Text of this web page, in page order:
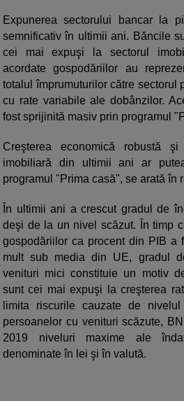
Expunerea sectorului bancar la
semnificativ în ultimii ani. Băncile
cei mai expuşi la sectorul
acordate gospodăriilor au
totalul împrumuturilor către sectorul
cu rate variabile ale dobânzilor.
fost sprijinită masiv prin programul
Creşterea economică robustă
imobiliară din ultimii ani ar
programul "Prima casă", se arată în
În ultimii ani a crescut gradul de
deşi de la un nivel scăzut. În timp
gospodăriilor ca procent din PIB a
mult sub media din UE, gradul
venituri mici constituie un motiv
sunt cei mai expuşi la creşterea
limita riscurile cauzate de
persoanelor cu venituri scăzute,
2019 niveluri maxime ale
denominate în lei şi în valută.